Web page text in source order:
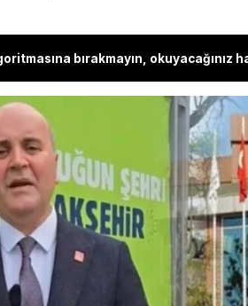
bırakmayın, okuyacağınız
CHP Başakşehir İlçe
borç yükü, faiz ödemeleri
eleştirilerde bulundu.
arsalar satılarak bütçe